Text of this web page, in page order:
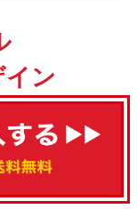
ン